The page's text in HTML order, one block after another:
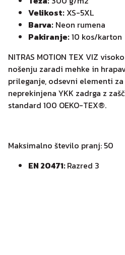
Velikost: XS-5XL
Barva: Neon rumena
Pakiranje:10 kos/karton
NITRAS MOTION TEX VIZ
nošenju zaradi mehke in
prileganje, odsevni elementi
neprekinjena YKK zadrga z
standard 100 OEKO-TEX®.
Maksimalno število pranj: 50
EN 20471:Razred 3